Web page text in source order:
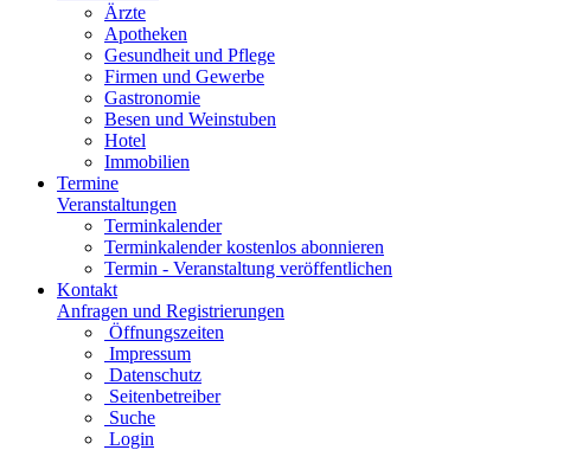
Ärzte
Apotheken
Gesundheit und Pflege
Firmen und Gewerbe
Gastronomie
Besen und Weinstuben
Hotel
Immobilien
Termine
Veranstaltungen
Terminkalender
Terminkalender kostenlos abonnieren
Termin - Veranstaltung veröffentlichen
Kontakt
Anfragen und Registrierungen
Öffnungszeiten
Impressum
Datenschutz
Seitenbetreiber
Suche
Login